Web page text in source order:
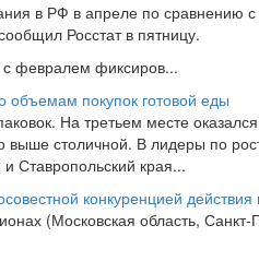
в РФ в апреле по сравнению
Росстат в пятницу.
февралем фиксиров...
объемам покупок готовой еды
На третьем месте
выше столичной. В лидеры по
Ставропольский края...
конкуренцией
(Московская область,